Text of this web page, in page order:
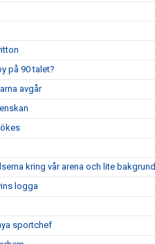
på 90 talet?
avgår
kring vår arena och lite bakgrund
logga
sportchef